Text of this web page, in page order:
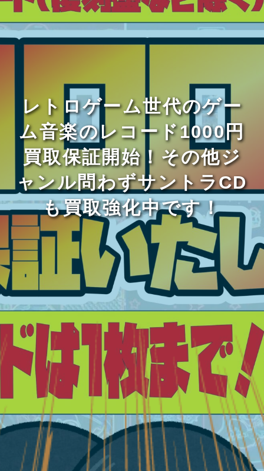
レトロゲーム世代のゲー
ム音楽のレコード1000円
買取保証開始！その他ジ
ャンル問わずサントラCD
も買取強化中です！